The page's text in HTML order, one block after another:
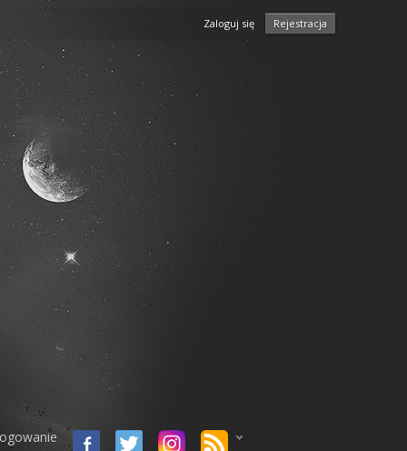
Zaloguj się Rejestracja